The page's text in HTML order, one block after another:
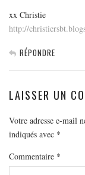
xx Christie
http://
RÉPONDRE
LAISSER UN
Votre adresse e-mail
indiqués avec *
Commentaire *